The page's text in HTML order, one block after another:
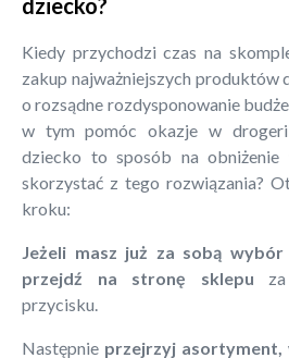
Kiedy przychodzi czas na
zakup najważniejszych produktów
o rozsądne rozdysponowanie
w tym pomóc okazje w drogerii
dziecko to sposób na obniżenie
skorzystać z tego rozwiązania?
kroku:
Jeżeli masz już za sobą
przejdź na stronę sklepu
przycisku.
Następnie przejrzyj